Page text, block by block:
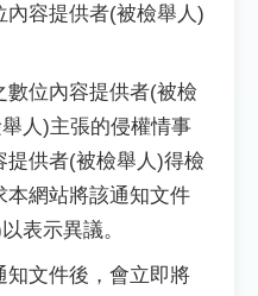
內容提供者(被檢舉人)
數位內容提供者(被檢
人)主張的侵權情事
提供者(被檢舉人)得檢
本網站將該通知文件
表示異議。
知文件後，會立即將